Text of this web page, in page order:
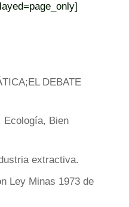
DEBATE
Ecología, Bien
extractiva.
Ley Minas 1973 de